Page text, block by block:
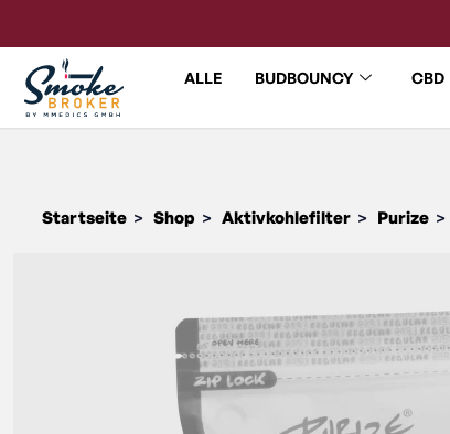
ALLE BUDBOUNCY CBD
Startseite > Shop > Aktivkohlefilter > Purize >